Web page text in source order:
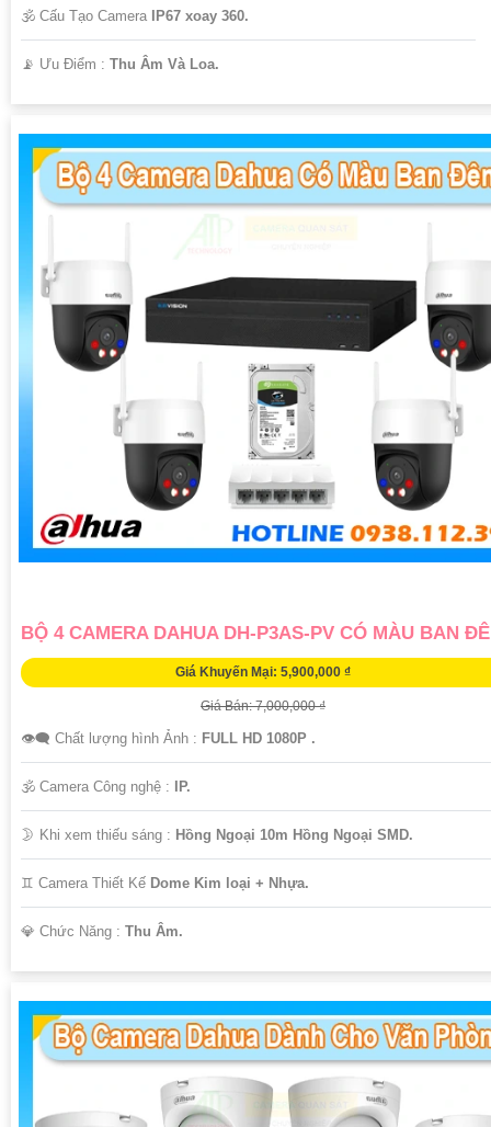
🕉️ Cấu Tạo Camera IP67 xoay 360.
️📡 Ưu Điểm : Thu Âm Và Loa.
BỘ 4 CAMERA DAHUA DH-P3AS-PV CÓ MÀU BAN
Giá Khuyến Mại: 5,900,000 ₫
Giá Bán: 7,000,000 ₫
👁️‍🗨 Chất lượng hình Ảnh : FULL HD 1080P .
🕉️ Camera Công nghệ : IP.
🌛 Khi xem thiếu sáng : Hồng Ngoại 10m Hồng Ngoại SMD.
♊ Camera Thiết Kế Dome Kim loại + Nhựa.
️💎 Chức Năng : Thu Âm.